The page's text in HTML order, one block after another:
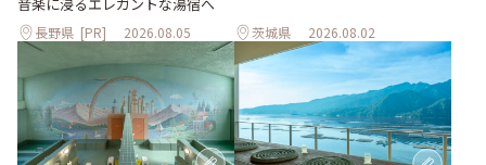
音楽に浸るエレガントな湯宿へ
長野県 [PR] 2026.08.05 茨城県 2026.08.02